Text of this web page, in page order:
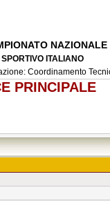
ITALIANO
Coordinamento
PRINCIPALE